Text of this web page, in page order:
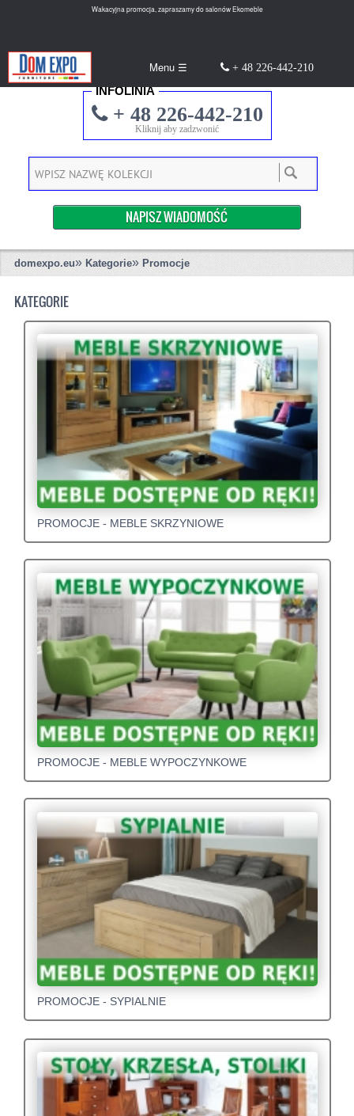
Wakacyjna promocja, zapraszamy do salonów Ekomeble
Menu ☰ + 48 226-442-210
INFOLINIA
+ 48 226-442-210
Kliknij aby zadzwonić
NAPISZ WIADOMOŚĆ
domexpo.eu» Kategorie» Promocje
KATEGORIE
PROMOCJE - MEBLE SKRZYNIOWE
PROMOCJE - MEBLE WYPOCZYNKOWE
PROMOCJE - SYPIALNIE